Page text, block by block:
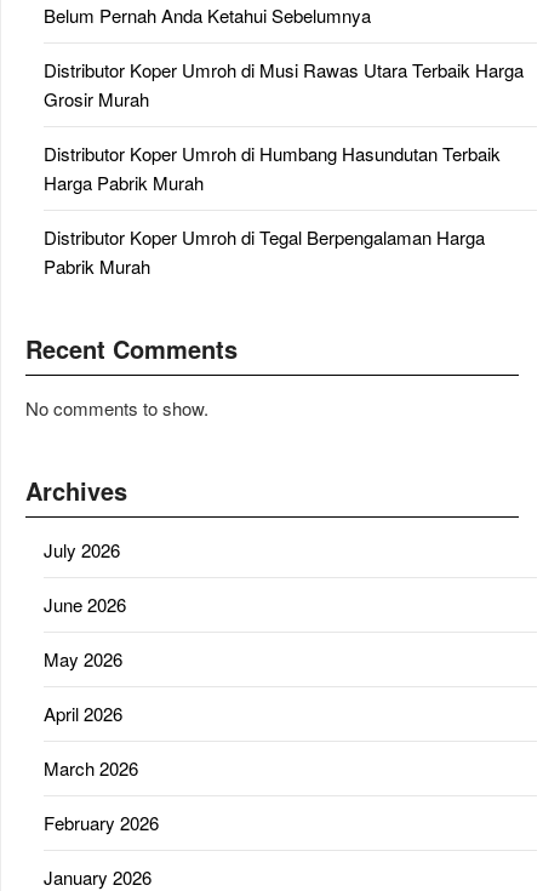
Belum Pernah Anda Ketahui Sebelumnya
Distributor Koper Umroh di Musi Rawas Utara Terbaik Harga
Grosir Murah
Distributor Koper Umroh di Humbang Hasundutan Terbaik
Harga Pabrik Murah
Distributor Koper Umroh di Tegal Berpengalaman Harga
Pabrik Murah
Recent Comments
No comments to show.
Archives
July 2026
June 2026
May 2026
April 2026
March 2026
February 2026
January 2026